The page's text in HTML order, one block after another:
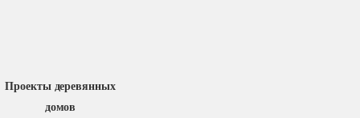
Проекты деревянных
домов